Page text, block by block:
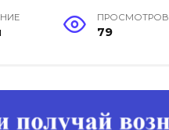
ПРОСМОТРОВ
79